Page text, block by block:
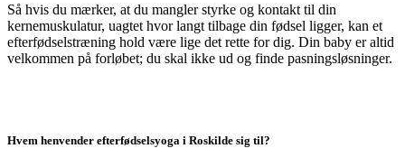
Så hvis du mærker, at du mangler styrke og kontakt til din
kernemuskulatur, uagtet hvor langt tilbage din fødsel ligger, kan et
efterfødselstræning hold være lige det rette for dig. Din baby er altid
velkommen på forløbet; du skal ikke ud og finde pasningsløsninger.
Hvem henvender efterfødselsyoga i Roskilde sig til?